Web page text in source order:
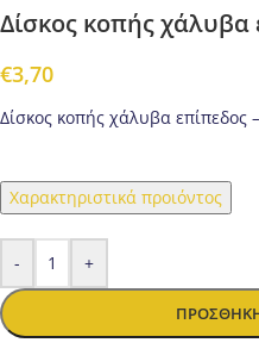
Δίσκος κοπής χάλυβα
€3,70
Δίσκος κοπής χάλυβα επίπεδος
Χαρακτηριστικά προιόντος
- +